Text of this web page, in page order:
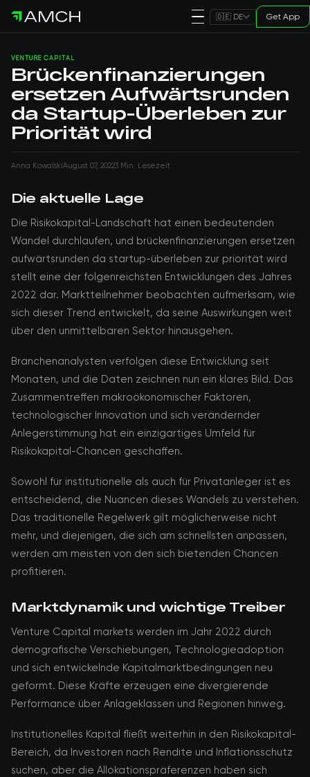
🇩🇪 DE Get App
VENTURE CAPITAL
Brückenfinanzierungen
ersetzen Aufwärtsrunden
da Startup-Überleben zur
Priorität wird
Anna KowalskiAugust 07, 20223 Min. Lesezeit
Die aktuelle Lage
Die Risikokapital-Landschaft hat einen bedeutenden
Wandel durchlaufen, und brückenfinanzierungen ersetzen
aufwärtsrunden da startup-überleben zur priorität wird
stellt eine der folgenreichsten Entwicklungen des Jahres
2022 dar. Marktteilnehmer beobachten aufmerksam, wie
sich dieser Trend entwickelt, da seine Auswirkungen weit
über den unmittelbaren Sektor hinausgehen.
Branchenanalysten verfolgen diese Entwicklung seit
Monaten, und die Daten zeichnen nun ein klares Bild. Das
Zusammentreffen makroökonomischer Faktoren,
technologischer Innovation und sich verändernder
Anlegerstimmung hat ein einzigartiges Umfeld für
Risikokapital-Chancen geschaffen.
Sowohl für institutionelle als auch für Privatanleger ist es
entscheidend, die Nuancen dieses Wandels zu verstehen.
Das traditionelle Regelwerk gilt möglicherweise nicht
mehr, und diejenigen, die sich am schnellsten anpassen,
werden am meisten von den sich bietenden Chancen
profitieren.
Marktdynamik und wichtige Treiber
Venture Capital markets werden im Jahr 2022 durch
demografische Verschiebungen, Technologieadoption
und sich entwickelnde Kapitalmarktbedingungen neu
geformt. Diese Kräfte erzeugen eine divergierende
Performance über Anlageklassen und Regionen hinweg.
Institutionelles Kapital fließt weiterhin in den Risikokapital-
Bereich, da Investoren nach Rendite und Inflationsschutz
suchen, aber die Allokationspräferenzen haben sich